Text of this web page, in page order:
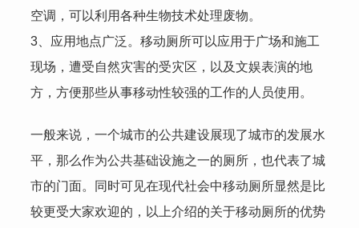
空调，可以利用各种生物技术处理废物。
3、应用地点广泛。移动厕所可以应用于广场和施工
现场，遭受自然灾害的受灾区，以及文娱表演的地
方，方便那些从事移动性较强的工作的人员使用。
一般来说，一个城市的公共建设展现了城市的发展水
平，那么作为公共基础设施之一的厕所，也代表了城
市的门面。同时可见在现代社会中移动厕所显然是比
较更受大家欢迎的，以上介绍的关于移动厕所的优势